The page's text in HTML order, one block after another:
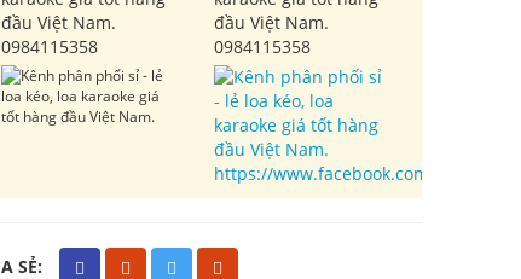
0984115358 0984115358
https://www.facebook.com/
SẺ: